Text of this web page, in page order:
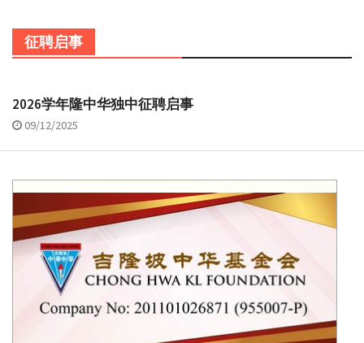
征聘启事
2026学年隆中华独中征聘启事
09/12/2025